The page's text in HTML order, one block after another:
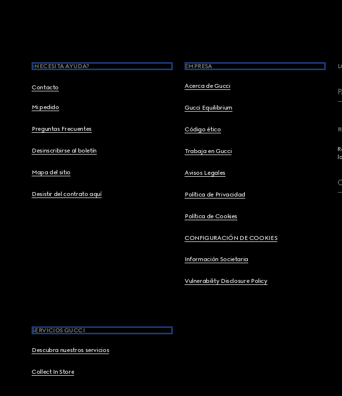
¿NECESITA AYUDA?
Contacto
Mi pedido
Preguntas Frecuentes
Desinscribirse al boletín
Mapa del sitio
Desistir del contrato aquí
EMPRESA
Acerca de Gucci
Gucci Equilibrium
Código ético
Trabaja en Gucci
Avisos Legales
Política de Privacidad
Política de Cookies
CONFIGURACIÓN DE COOKIES
Información Societaria
Vulnerability Disclosure Policy
SERVICIOS GUCCI
Descubra nuestros servicios
Collect In Store